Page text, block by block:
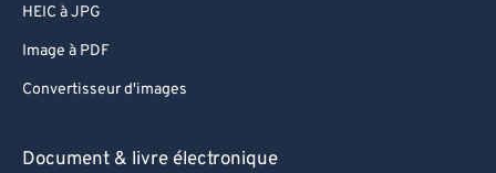
HEIC à JPG
Image à PDF
Convertisseur d'images
Document & livre électronique